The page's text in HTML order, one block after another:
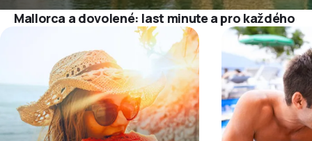
Mallorca a dovolené: last minute a pro každého